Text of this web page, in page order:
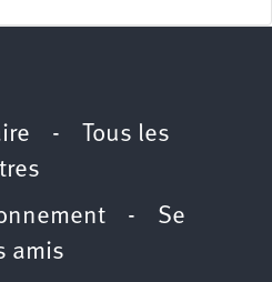
-
Tous les
- Se
amis